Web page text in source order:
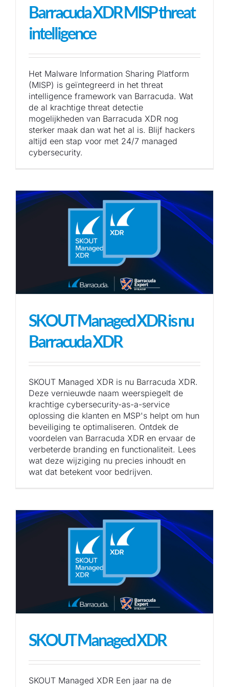
Barracuda XDR MISP threat
intelligence
Het Malware Information Sharing Platform
(MISP) is geïntegreerd in het threat
intelligence framework van Barracuda. Wat
de al krachtige threat detectie
mogelijkheden van Barracuda XDR nog
sterker maak dan wat het al is. Blijf hackers
altijd een stap voor met 24/7 managed
cybersecurity.
SKOUT Managed XDR is nu
Barracuda XDR
SKOUT Managed XDR is nu Barracuda XDR.
Deze vernieuwde naam weerspiegelt de
krachtige cybersecurity-as-a-service
oplossing die klanten en MSP's helpt om hun
beveiliging te optimaliseren. Ontdek de
voordelen van Barracuda XDR en ervaar de
verbeterde branding en functionaliteit. Lees
wat deze wijziging nu precies inhoudt en
wat dat betekent voor bedrijven.
SKOUT Managed XDR
SKOUT Managed XDR Een jaar na de